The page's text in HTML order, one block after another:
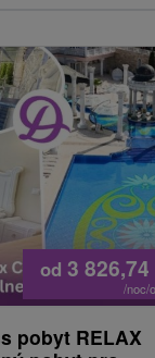
od 3 826,74
/noc/
pobyt RELAX